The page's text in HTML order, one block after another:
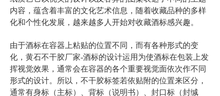
内容，蕴含着丰富的文化艺术信息，随着收藏品种的多样
化和个性化发展，越来越多人开始对收藏酒标感兴趣。
由于酒标在容器上粘贴的位置不同，而有各种形式的变
化， 黄石不干胶厂家-酒标的设计运用 为使酒标在包装上发
挥视觉效果，通常会在容器的各个重要视觉面依次作不同
形式的设计。所以，不干胶标签若依贴附的位置来区分，
通常有身标（主标）、背标（说明书）、封口标（封缄